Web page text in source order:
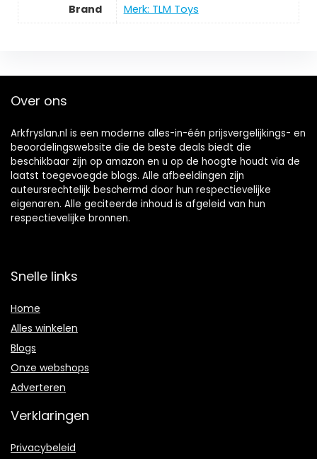
Brand
Merk: TLM Toys
Over ons
Arkfryslan.nl is een moderne alles-in-één prijsvergelijkings- en
beoordelingswebsite die de beste deals biedt die
beschikbaar zijn op amazon en u op de hoogte houdt via de
laatst toegevoegde blogs. Alle afbeeldingen zijn
auteursrechtelijk beschermd door hun respectievelijke
eigenaren. Alle geciteerde inhoud is afgeleid van hun
respectievelijke bronnen.
Snelle links
Home
Alles winkelen
Blogs
Onze webshops
Adverteren
Verklaringen
Privacybeleid